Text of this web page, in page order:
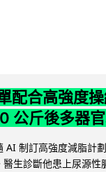
配合高強度
公斤後多器
AI 制訂高強度減脂計
醫生診斷他患上尿源性